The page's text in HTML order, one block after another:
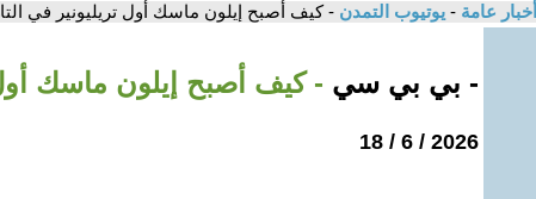
أخبار عامة - يوتيوب التمدن - كيف أصبح إيلون ماسك أول تريليونير في
- بي بي سي - كيف أصبح إيلون ماسك أول
2026 / 6 / 18